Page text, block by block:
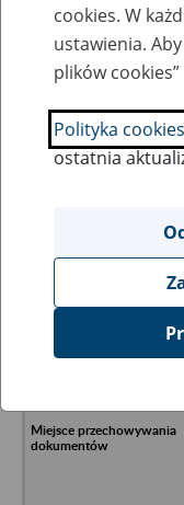
SZUKAJ
Ukryj
cookies. W
ustawienia.
plików
Polityka
ostatnia